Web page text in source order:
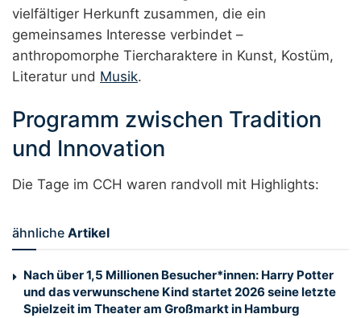
vielfältiger Herkunft zusammen, die ein
gemeinsames Interesse verbindet –
anthropomorphe Tiercharaktere in Kunst, Kostüm,
Literatur und Musik.
Programm zwischen Tradition
und Innovation
Die Tage im CCH waren randvoll mit Highlights:
ähnliche Artikel
Nach über 1,5 Millionen Besucher*innen: Harry Potter
und das verwunschene Kind startet 2026 seine letzte
Spielzeit im Theater am Großmarkt in Hamburg